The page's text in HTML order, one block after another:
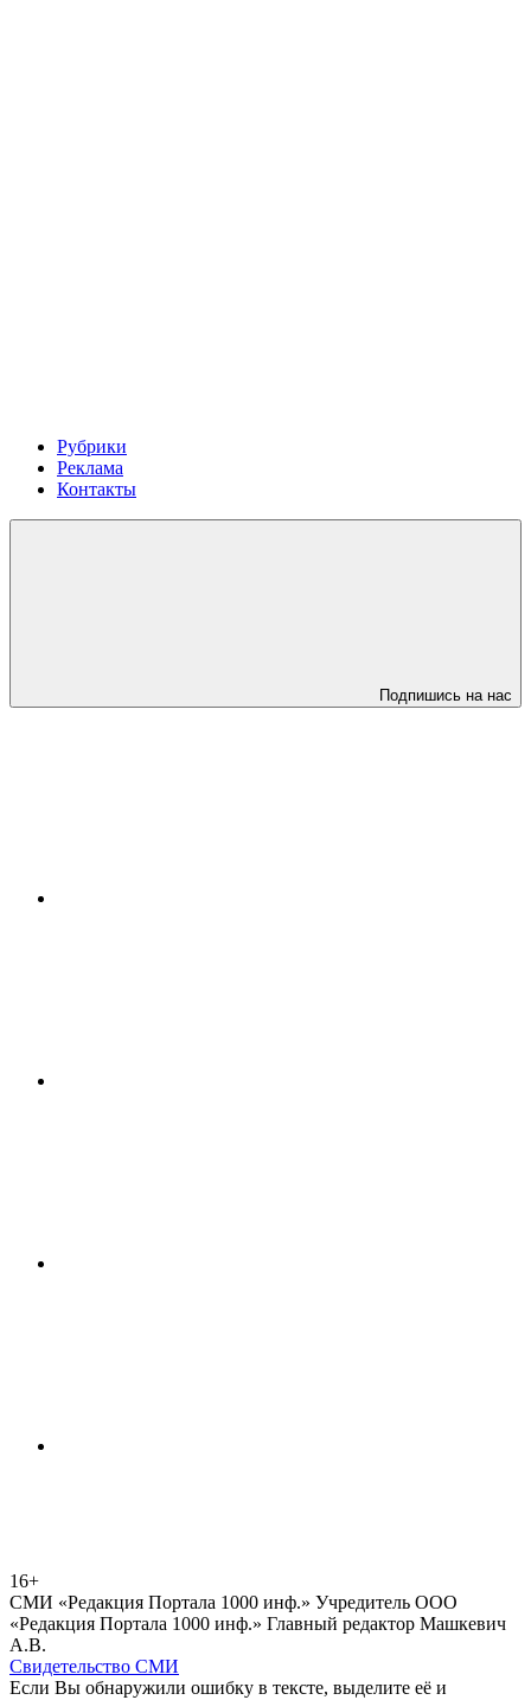
Рубрики
Реклама
Контакты
Подпишись на нас
16+
СМИ «Редакция Портала 1000 инф.» Учредитель ООО
«Редакция Портала 1000 инф.» Главный редактор Машкевич
А.В.
Свидетельство СМИ
Если Вы обнаружили ошибку в тексте, выделите её и